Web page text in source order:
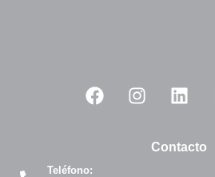
Contacto
Teléfono: